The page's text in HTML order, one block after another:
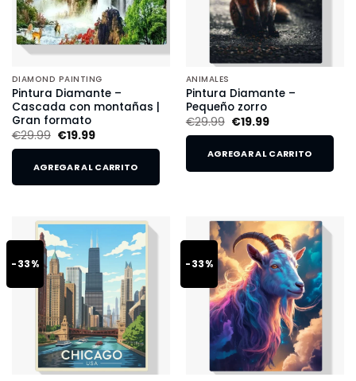
DIAMOND PAINTING
Pintura Diamante –
Cascada con montañas |
Gran formato
€29.99 €19.99
AGREGAR AL CARRITO
ANIMALES
Pintura Diamante –
Pequeño zorro
€29.99 €19.99
AGREGAR AL CARRITO
-33% -33%